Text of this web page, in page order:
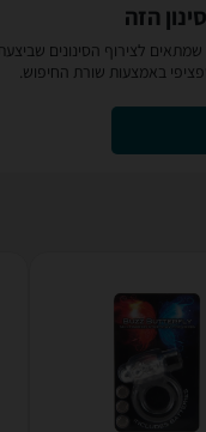
הזה
לצירוף הסינונים
באמצעות שורת החיפוש.